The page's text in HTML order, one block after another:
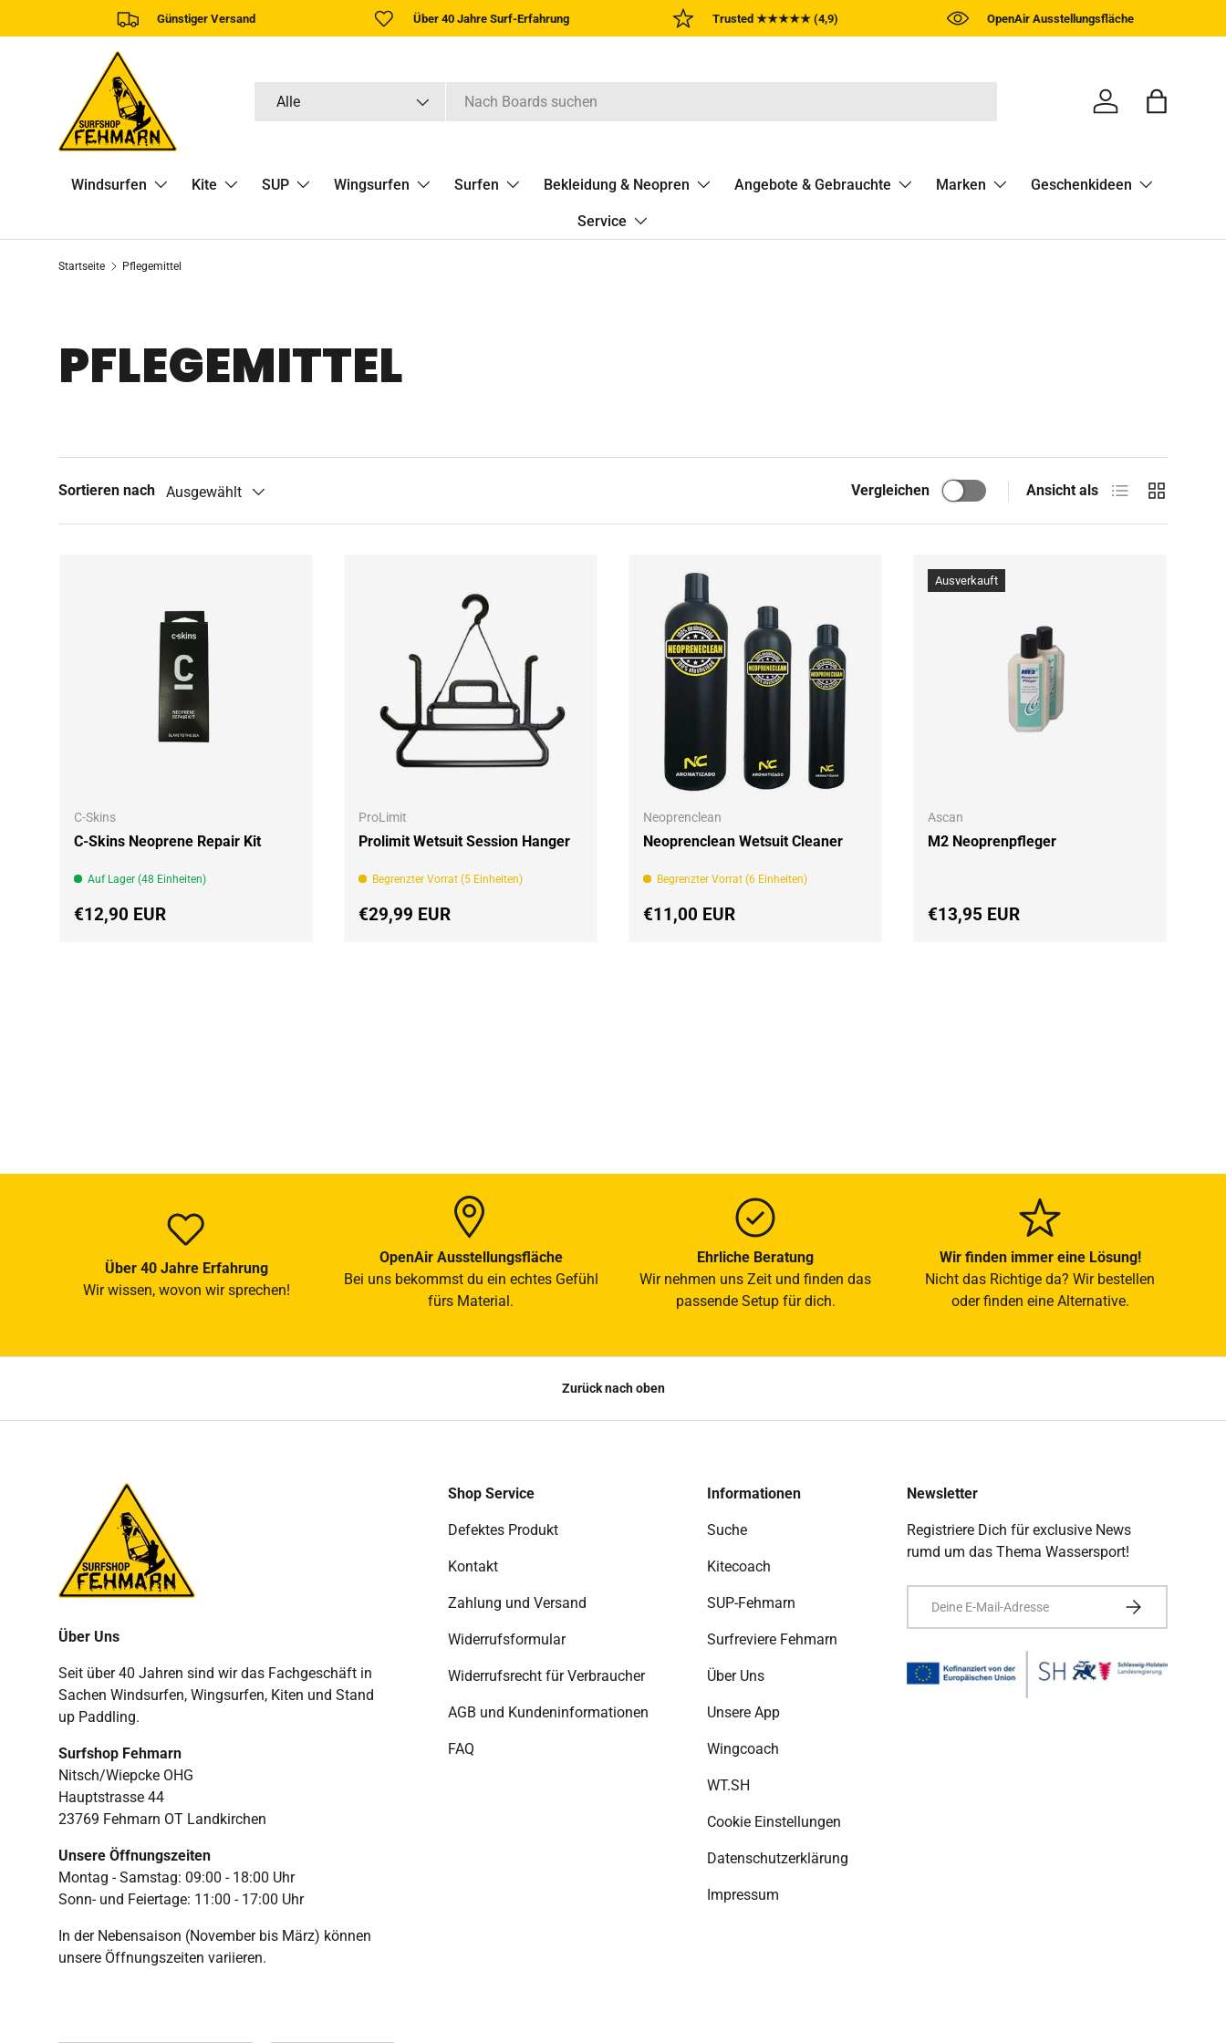
DIREKT ZUM INHALT
Günstiger Versand Über 40 Jahre Surf-Erfahrung Trusted ★★★★★ (4,9) OpenAir Ausstellungsfläche
Alle
Einloggen
Windsurfen Kite SUP Wingsurfen Surfen Bekleidung & Neopren Angebote & Gebrauchte Marken Geschenkideen
Service
Startseite Pflegemittel
PFLEGEMITTEL
Sortieren nach Ausgewählt Vergleichen Ansicht als Produktliste
C-Skins
C-Skins Neoprene Repair Kit
Auf Lager (48 Einheiten)
Normaler Preis
€12,90 EUR
ProLimit
Prolimit Wetsuit Session Hanger
Begrenzter Vorrat (5 Einheiten)
Normaler Preis
€29,99 EUR
IN DEN WARENKORB
Neoprenclean
Neoprenclean Wetsuit Cleaner
Begrenzter Vorrat (6 Einheiten)
Normaler Preis
€11,00 EUR
OPTIONEN AUSWÄHLEN
Ausverkauft
Ascan
M2 Neoprenpfleger
Normaler Preis
€13,95 EUR
Über 40 Jahre Erfahrung
Wir wissen, wovon wir sprechen!
OpenAir Ausstellungsfläche
Bei uns bekommst du ein echtes Gefühl
fürs Material.
Ehrliche Beratung
Wir nehmen uns Zeit und finden das
passende Setup für dich.
Wir finden immer eine Lösung!
Nicht das Richtige da? Wir bestellen
oder finden eine Alternative.
Zurück nach oben
Über Uns
Seit über 40 Jahren sind wir das Fachgeschäft in
Sachen Windsurfen, Wingsurfen, Kiten und Stand
up Paddling.
Surfshop Fehmarn
Nitsch/Wiepcke OHG
Hauptstrasse 44
23769 Fehmarn OT Landkirchen
Unsere Öffnungszeiten
Montag - Samstag: 09:00 - 18:00 Uhr
Sonn- und Feiertage: 11:00 - 17:00 Uhr
In der Nebensaison (November bis März) können
unsere Öffnungszeiten variieren.
Shop Service
Defektes Produkt
Kontakt
Zahlung und Versand
Widerrufsformular
Widerrufsrecht für Verbraucher
AGB und Kundeninformationen
FAQ
Informationen
Suche
Kitecoach
SUP-Fehmarn
Surfreviere Fehmarn
Über Uns
Unsere App
Wingcoach
WT.SH
Cookie Einstellungen
Datenschutzerklärung
Impressum
Newsletter
Registriere Dich für exclusive News
rumd um das Thema Wassersport!
ABONNIEREN